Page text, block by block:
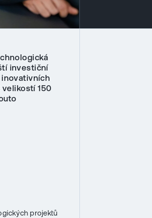
investiční
inovativních
150
projektů